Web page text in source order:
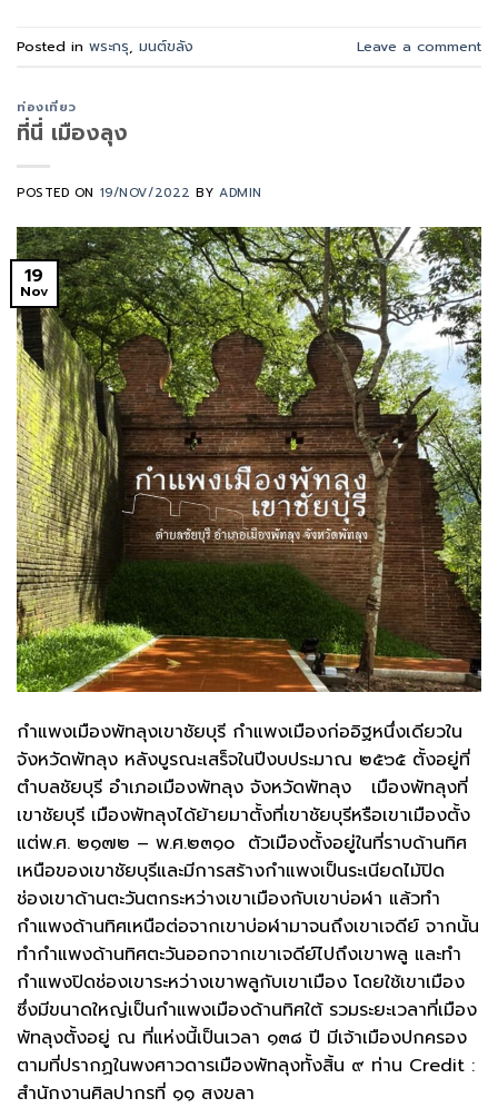
Posted in พระกรุ, มนต์ขลัง Leave a comment
ท่องเที่ยว
ที่นี่ เมืองลุง
POSTED ON 19/NOV/2022 BYADMIN
19
Nov
กำแพงเมืองพัทลุงเขาชัยบุรี กำแพงเมืองก่ออิฐหนึ่งเดียวใน
จังหวัดพัทลุง หลังบูรณะเสร็จในปีงบประมาณ ๒๕๖๕ ตั้งอยู่ที่
ตำบลชัยบุรี อำเภอเมืองพัทลุง จังหวัดพัทลุง เมืองพัทลุงที่
เขาชัยบุรี เมืองพัทลุงได้ย้ายมาตั้งที่เขาชัยบุรีหรือเขาเมืองตั้ง
แต่พ.ศ. ๒๑๗๒ – พ.ศ.๒๓๑๐ ตัวเมืองตั้งอยู่ในที่ราบด้านทิศ
เหนือของเขาชัยบุรีและมีการสร้างกำแพงเป็นระเนียดไม้ปิด
ช่องเขาด้านตะวันตกระหว่างเขาเมืองกับเขาบ่อฬา แล้วทำ
กำแพงด้านทิศเหนือต่อจากเขาบ่อฬามาจนถึงเขาเจดีย์ จากนั้น
ทำกำแพงด้านทิศตะวันออกจากเขาเจดีย์ไปถึงเขาพลู และทำ
กำแพงปิดช่องเขาระหว่างเขาพลูกับเขาเมือง โดยใช้เขาเมือง
ซึ่งมีขนาดใหญ่เป็นกำแพงเมืองด้านทิศใต้ รวมระยะเวลาที่เมือง
พัทลุงตั้งอยู่ ณ ที่แห่งนี้เป็นเวลา ๑๓๘ ปี มีเจ้าเมืองปกครอง
ตามที่ปรากฏในพงศาวดารเมืองพัทลุงทั้งสิ้น ๙ ท่าน Credit :
สำนักงานศิลปากรที่ ๑๑ สงขลา